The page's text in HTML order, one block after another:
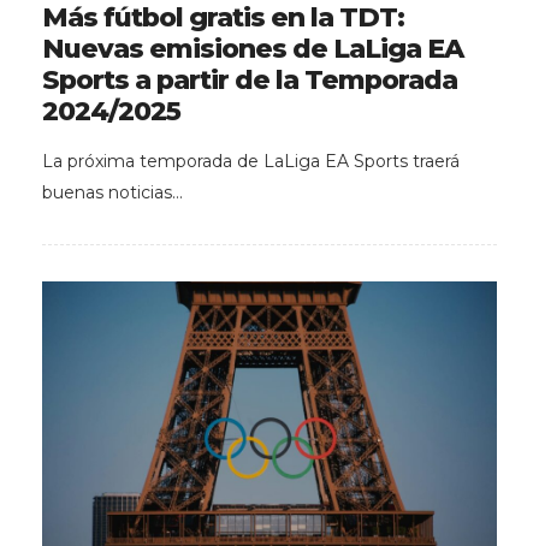
Más fútbol gratis en la TDT:
Nuevas emisiones de LaLiga EA
Sports a partir de la Temporada
2024/2025
La próxima temporada de LaLiga EA Sports traerá
buenas noticias…